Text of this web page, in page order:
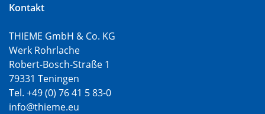
Kontakt
THIEME GmbH & Co. KG
Werk Rohrlache
Robert-Bosch-Straße 1
79331 Teningen
Tel. +49 (0) 76 41 5 83-0
info@thieme.eu